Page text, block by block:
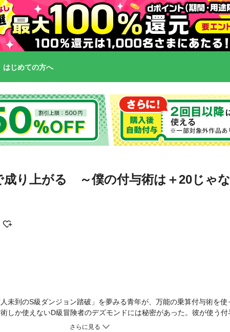
はじめての方へ
成り上がる ～僕の付与術は＋20じゃ
未到のS級ダンジョン踏破」を夢みる青年が、万能の乗算付与術を使
しか使えないD級冒険者のデズモンドには秘密があった。彼が使う付
」、つまり+20ではなく×20なのだ。だが、その最強能力を理解して